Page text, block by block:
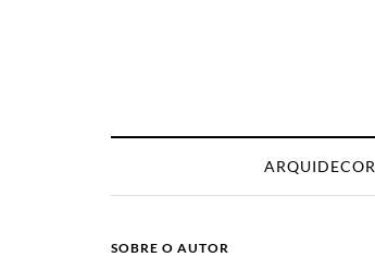
ARQUIDECOR
SOBRE O AUTOR